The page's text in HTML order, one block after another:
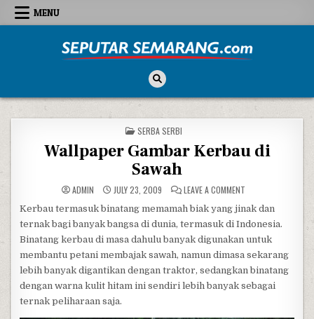
Skip to content
MENU
POSTED IN
SERBA SERBI
Wallpaper Gambar Kerbau di
Sawah
ADMIN JULY 23, 2009 LEAVE A COMMENT
Kerbau termasuk binatang memamah biak yang jinak dan
ternak bagi banyak bangsa di dunia, termasuk di Indonesia.
Binatang kerbau di masa dahulu banyak digunakan untuk
membantu petani membajak sawah, namun dimasa sekarang
lebih banyak digantikan dengan traktor, sedangkan binatang
dengan warna kulit hitam ini sendiri lebih banyak sebagai
ternak peliharaan saja.